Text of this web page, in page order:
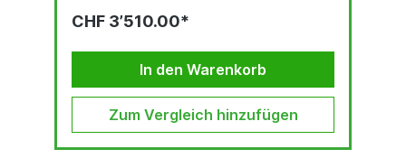
Gewindeschneideinrichtung Bedienpanel mit
Bohrkopf-Haube mit ergonomisch geneigter
ergonomischer Bohrtiefenanschlag...
CHF 3’510.00*
In den Warenkorb
Zum Vergleich hinzufügen